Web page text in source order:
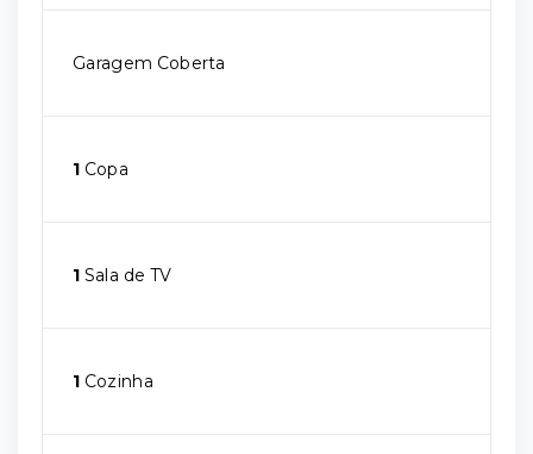
Garagem Coberta
1 Copa
1 Sala de TV
1 Cozinha